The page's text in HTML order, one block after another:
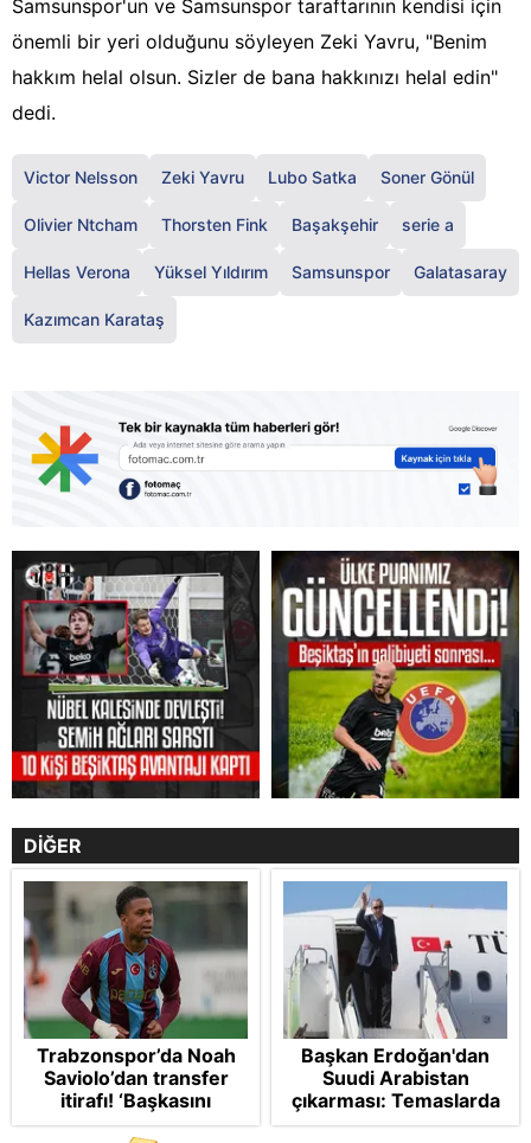
Samsunspor'un ve Samsunspor taraftarının kendisi için
önemli bir yeri olduğunu söyleyen Zeki Yavru, "Benim
hakkım helal olsun. Sizler de bana hakkınızı helal edin"
dedi.
Victor Nelsson Zeki Yavru Lubo Satka Soner Gönül
Olivier Ntcham Thorsten Fink Başakşehir serie a
Hellas Verona Yüksel Yıldırım Samsunspor Galatasaray
Kazımcan Karataş
DİĞER
Trabzonspor’da Noah
Saviolo’dan transfer
itirafı! ‘Başkasını
izlemeye geldi’
Başkan Erdoğan'dan
Suudi Arabistan
çıkarması: Temaslarda
bulunacak